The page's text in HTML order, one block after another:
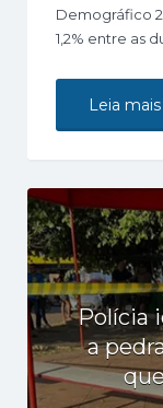
Demográfico
1,2% entre as
Leia mais
Polícia
a